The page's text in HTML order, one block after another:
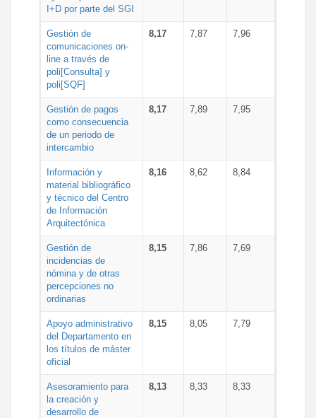
I+D por parte del SGI
Gestión de
comunicaciones on-
line a través de
poli[Consulta] y
poli[SQF]
8,17 7,87 7,96
Gestión de pagos
como consecuencia
de un periodo de
intercambio
8,17 7,89 7,95
Información y
material bibliográfico
y técnico del Centro
de Información
Arquitectónica
8,16 8,62 8,84
Gestión de
incidencias de
nómina y de otras
percepciones no
ordinarias
8,15 7,86 7,69
Apoyo administrativo
del Departamento en
los títulos de máster
oficial
8,15 8,05 7,79
Asesoramiento para
la creación y
desarrollo de
8,13 8,33 8,33